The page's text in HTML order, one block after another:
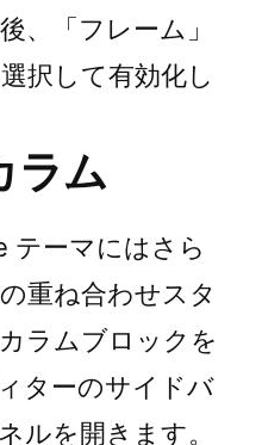
、「フレーム」
択して有効化し
ラム
ーマにはさら
重ね合わせスタ
ラムブロックを
ターのサイドバ
ルを開きます。